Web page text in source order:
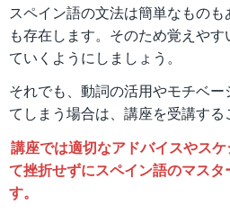
スペイン語の文法は簡単なもの
も存在します。そのため覚えや
ていくようにしましょう。
それでも、動詞の活用やモチベ
てしまう場合は、講座を受講する
講座では適切なアドバイスやス
て挫折せずにスペイン語のマス
す。